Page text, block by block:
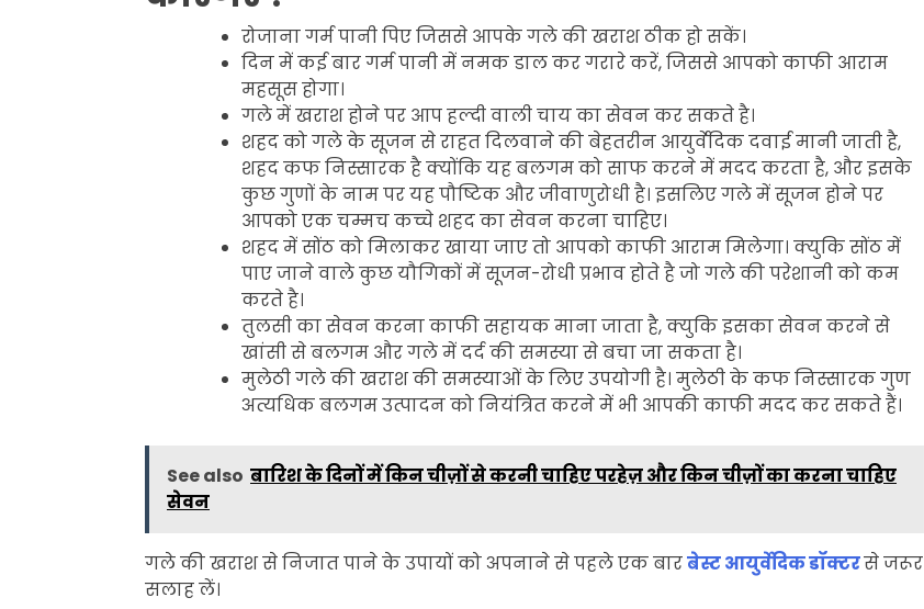
रोजाना गर्म पानी पिए जिससे आपके गले की खराश ठीक हो सकें।
दिन में कई बार गर्म पानी में नमक डाल कर गरारे करें, जिससे आपको काफी आराम
महसूस होगा।
गले में खराश होने पर आप हल्दी वाली चाय का सेवन कर सकते है।
शहद को गले के सूजन से राहत दिलवाने की बेहतरीन आयुर्वेदिक दवाई मानी जाती है,
शहद कफ निस्सारक है क्योंकि यह बलगम को साफ करने में मदद करता है, और इसके
कुछ गुणों के नाम पर यह पौष्टिक और जीवाणुरोधी है। इसलिए गले में सूजन होने पर
आपको एक चम्मच कच्चे शहद का सेवन करना चाहिए।
शहद में सोंठ को मिलाकर खाया जाए तो आपको काफी आराम मिलेगा। क्युकि सोंठ में
पाए जाने वाले कुछ यौगिकों में सूजन-रोधी प्रभाव होते है जो गले की परेशानी को कम
करते है।
तुलसी का सेवन करना काफी सहायक माना जाता है, क्युकि इसका सेवन करने से
खांसी से बलगम और गले में दर्द की समस्या से बचा जा सकता है।
मुलेठी गले की खराश की समस्याओं के लिए उपयोगी है। मुलेठी के कफ निस्सारक गुण
अत्यधिक बलगम उत्पादन को नियंत्रित करने में भी आपकी काफी मदद कर सकते हैं।
See also बारिश के दिनों में किन चीज़ों से करनी चाहिए परहेज़ और किन चीज़ों का करना चाहिए
सेवन
गले की खराश से निजात पाने के उपायों को अपनाने से पहले एक बारबेस्ट आयुर्वेदिक डॉक्टरसे जरूर
सलाह लें।